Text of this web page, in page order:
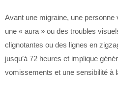
Avant une migraine, une personne
une « aura » ou des troubles
clignotantes ou des lignes en
jusqu’à 72 heures et implique
vomissements et une sensibilité à